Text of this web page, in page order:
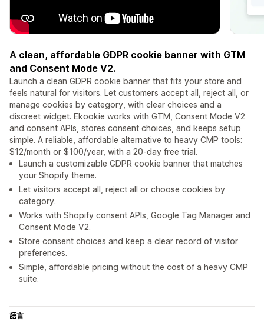
A clean, affordable GDPR cookie banner with GTM
and Consent Mode V2.
Launch a clean GDPR cookie banner that fits your store and
feels natural for visitors. Let customers accept all, reject all, or
manage cookies by category, with clear choices and a
discreet widget. Ekookie works with GTM, Consent Mode V2
and consent APIs, stores consent choices, and keeps setup
simple. A reliable, affordable alternative to heavy CMP tools:
$12/month or $100/year, with a 20-day free trial.
Launch a customizable GDPR cookie banner that matches
your Shopify theme.
Let visitors accept all, reject all or choose cookies by
category.
Works with Shopify consent APIs, Google Tag Manager and
Consent Mode V2.
Store consent choices and keep a clear record of visitor
preferences.
Simple, affordable pricing without the cost of a heavy CMP
suite.
語言